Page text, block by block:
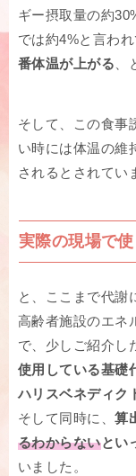
ギー摂取量の約
では約4%と言われ
番体温が上がる
そして、この食事
い時には体温の維
されるとされてい
実際の現場で
と、ここまで代謝
高齢者施設のエネ
で、少しご紹介し
使用している基礎
ハリスベネディク
そして同時に、算
るわからないとい
いました。